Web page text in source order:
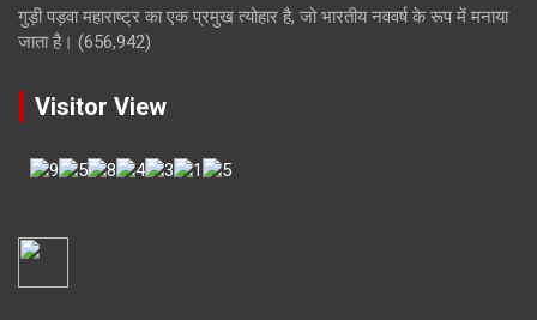
गुड़ी पड़वा महाराष्ट्र का एक प्रमुख त्योहार है, जो भारतीय नववर्ष के रूप में मनाया
जाता है। (656,942)
Visitor View